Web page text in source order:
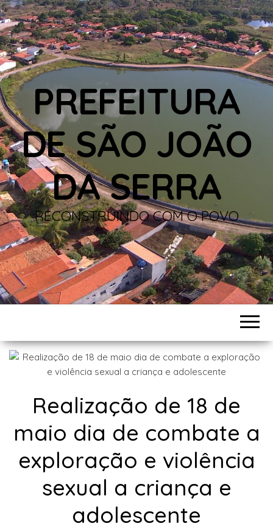
PREFEITURA
DE SÃO JOÃO
DA SERRA
RECONSTRUINDO COM O POVO
Realização de 18 de
maio dia de combate a
exploração e violência
sexual a criança e
adolescente